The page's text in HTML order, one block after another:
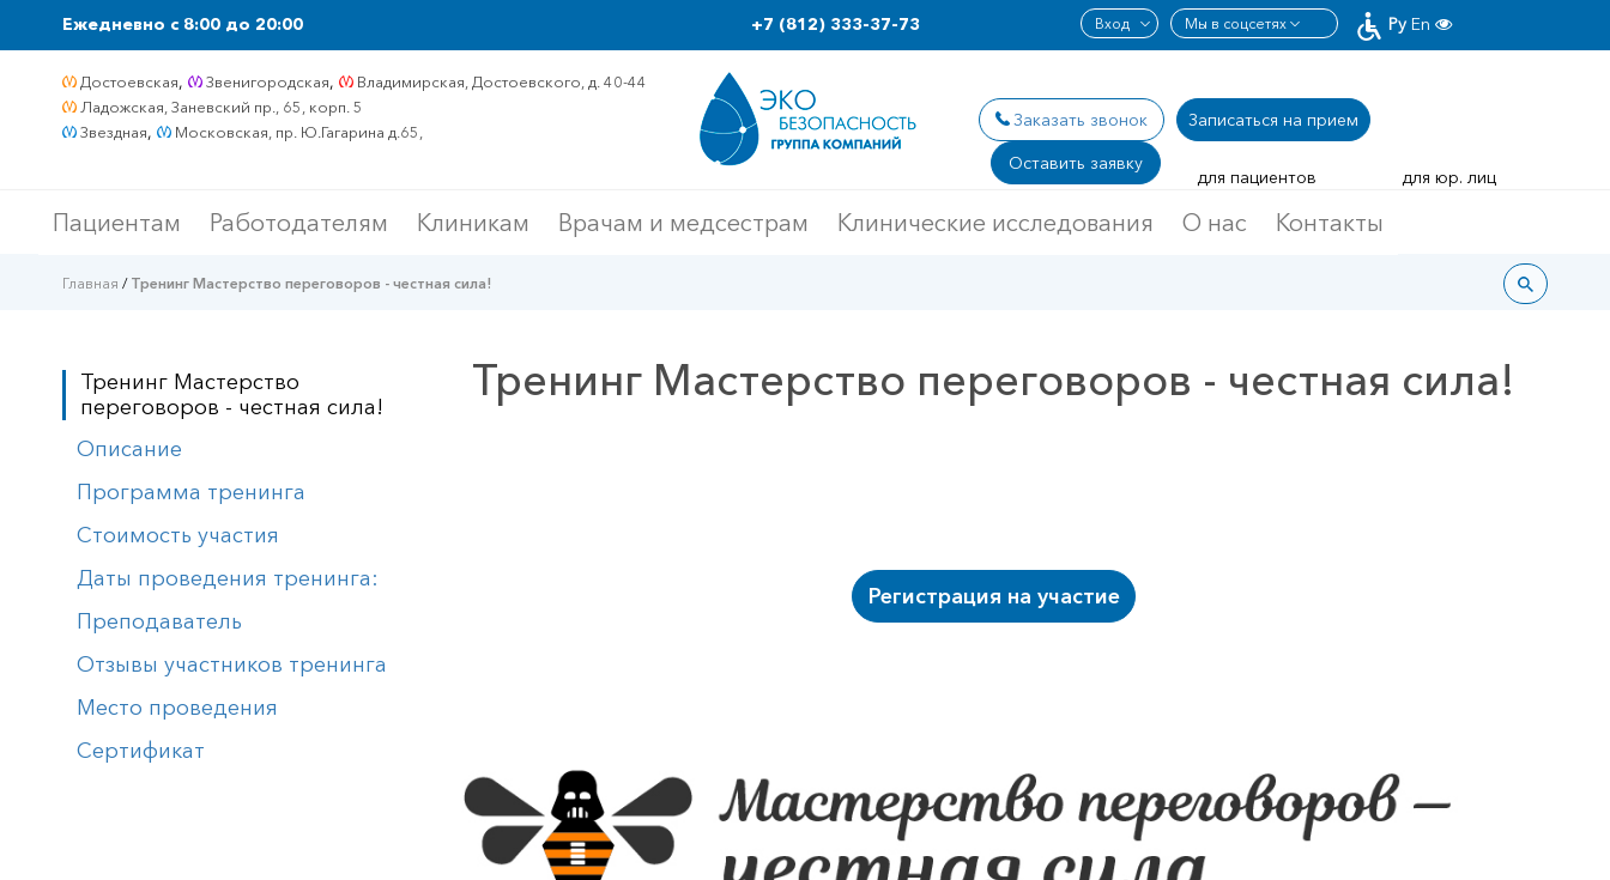
Ежедневно c 8:00 до 20:00 +7 (812) 333-37-73 Ру En
Достоевская, Звенигородская,
Владимирская, Достоевского, д. 40-44
Ладожская, Заневский пр., 65, корп. 5
Звездная, Московская, пр. Ю.Гагарина д.65,
Заказать звонок Записаться на прием
Оставить заявку
для пациентов для юр. лиц
Пациентам Работодателям Клиникам Врачам и медсестрам Клинические исследования О нас Контакты
Главная / Тренинг Мастерство переговоров - честная сила!
Тренинг Мастерство
переговоров - честная сила!
Описание
Программа тренинга
Стоимость участия
Даты проведения тренинга:
Преподаватель
Отзывы участников тренинга
Место проведения
Сертификат
Тренинг Мастерство переговоров - честная сила!
Регистрация на участие